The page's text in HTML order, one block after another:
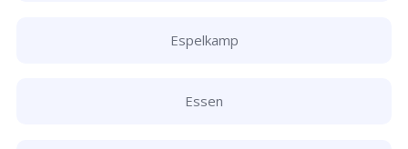
Espelkamp
Essen